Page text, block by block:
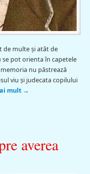
de multe şi atât de
se pot orienta în capetele
nu păstrează
viu şi judecata copilului
mult →
averea